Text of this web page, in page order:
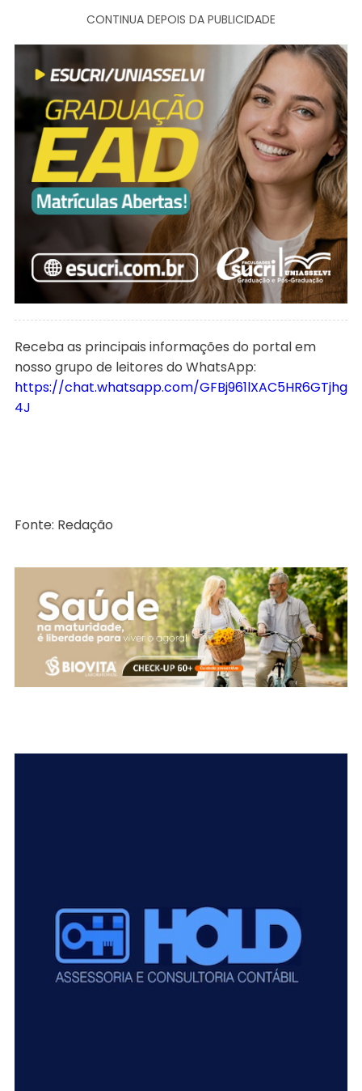
CONTINUA DEPOIS DA PUBLICIDADE
Receba as principais informações do portal em
nosso grupo de leitores do WhatsApp:
https://chat.whatsapp.com/GFBj961lXAC5HR6GTjhg
4J
Fonte: Redação